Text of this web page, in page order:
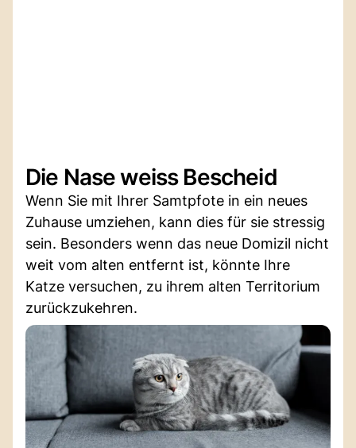
Die Nase weiss Bescheid
Wenn Sie mit Ihrer Samtpfote in ein neues
Zuhause umziehen, kann dies für sie stressig
sein. Besonders wenn das neue Domizil nicht
weit vom alten entfernt ist, könnte Ihre
Katze versuchen, zu ihrem alten Territorium
zurückzukehren.